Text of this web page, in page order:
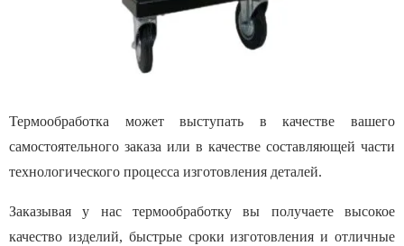
Термообработка может выступать в качестве вашего
самостоятельного заказа или в качестве составляющей части
технологического процесса изготовления деталей.
Заказывая у нас термообработку вы получаете высокое
качество изделий, быстрые сроки изготовления и отличные